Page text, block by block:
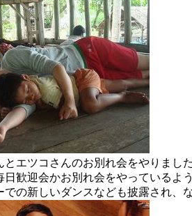
エツコさんのお別れ会をやりました
日歓迎会かお別れ会をやっているよ
での新しいダンスなども披露され、